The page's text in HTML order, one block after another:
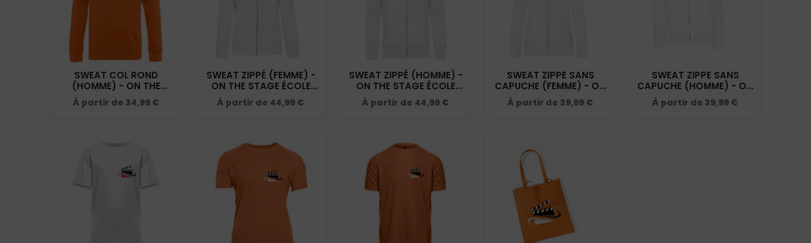
SWEAT COL ROND
(HOMME) - ON THE
STAGE ÉCOLE D'ACTEUR
FACE CAMÉRA - ORANGE
À partir de 34,99 €
SWEAT ZIPPÉ (FEMME) -
ON THE STAGE ÉCOLE
D'ACTEUR FACE CAMÉRA
- BLANC - BCW03Q
À partir de 44,99 €
SWEAT ZIPPÉ (HOMME) -
ON THE STAGE ÉCOLE
D'ACTEUR FACE CAMÉRA
- BLANC - BCU03K
À partir de 44,99 €
SWEAT ZIPPE SANS
CAPUCHE (FEMME) - ON
THE STAGE ÉCOLE
D'ACTEUR FACE CAMÉRA
À partir de 39,99 €
SWEAT ZIPPE SANS
CAPUCHE (HOMME) - ON
THE STAGE ÉCOLE
D'ACTEUR FACE CAMÉRA
À partir de 39,99 €